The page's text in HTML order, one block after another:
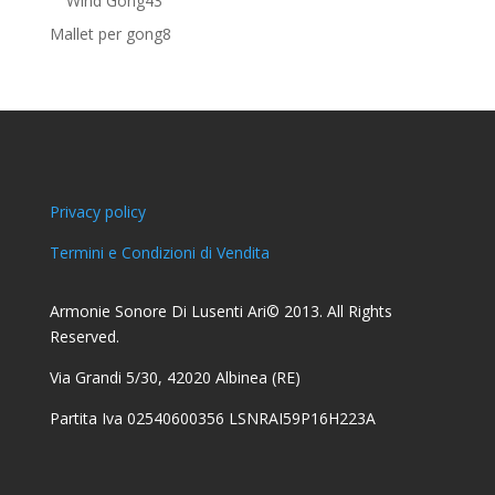
prodotti
Mallet per gong88
Privacy policy
Termini e Condizioni di Vendita
Armonie Sonore Di Lusenti Ari© 2013. All Rights
Reserved.
Via Grandi 5/30, 42020 Albinea (RE)
Partita Iva 02540600356 LSNRAI59P16H223A